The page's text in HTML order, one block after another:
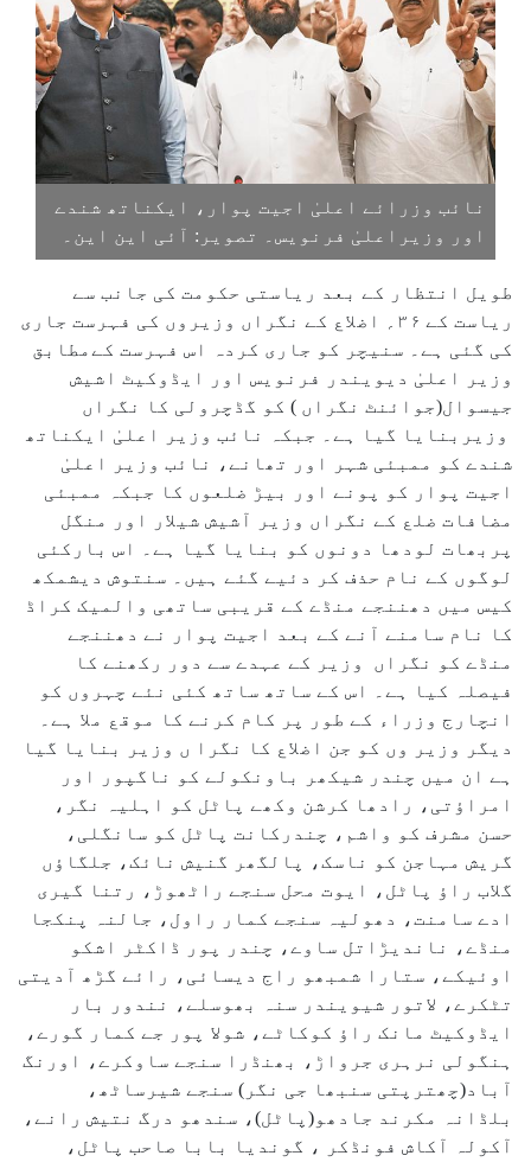
نائب وزرائے اعلیٰ اجیت پوار، ایکناتھ شندے
اور وزیراعلیٰ فرنویس۔ تصویر: آئی این این۔
طویل انتظار کے بعد ریاستی حکومت کی جانب سے
ریاست کے ۳۶؍ اضلاع کے نگراں وزیروں کی فہرست جاری
کی گئی ہے۔ سنیچر کو جاری کردہ اس فہرست کےمطابق
وزیر اعلیٰ دیویندر فرنویس اور ایڈوکیٹ اشیش
جیسوال(جوائنٹ نگراں ) کو گڈچرولی کا نگراں
وزیربنایا گیا ہے۔ جبکہ نائب وزیر اعلیٰ ایکناتھ
شندے کو ممبئی شہر اور تھانے، نائب وزیر اعلیٰ
اجیت پوار کو پونے اور بیڑ ضلعوں کا جبکہ ممبئی
مضافات ضلع کے نگراں وزیر آشیش شیلار اور منگل
پربھات لودھا دونوں کو بنایا گیا ہے۔ اس بارکئی
لوگوں کے نام حذف کر دئیے گئے ہیں۔ سنتوش دیشمکھ
کیس میں دھننجے منڈے کے قریبی ساتھی والمیک کراڈ
کا نام سامنے آنے کے بعد اجیت پوار نے دھننجے
منڈے کو نگراں وزیر کے عہدے سے دور رکھنے کا
فیصلہ کیا ہے۔ اس کے ساتھ ساتھ کئی نئے چہروں کو
انچارج وزراء کے طور پر کام کرنے کا موقع ملا ہے۔
دیگر وزیر وں کو جن اضلاع کا نگرا ں وزیر بنایا گیا
ہے ان میں چندر شیکھر باونکولے کو ناگپور اور
امراؤتی، رادھا کرشن وکھے پاٹل کو اہلیہ نگر،
حسن مشرف کو واشم، چندرکانت پاٹل کو سانگلی،
گریش مہاجن کو ناسک، پالگھر گنیش نائک، جلگاؤں
گلاب راؤ پاٹل، ایوت محل سنجے راٹھوڑ، رتنا گیری
ادے سامنت، دھولیہ سنجے کمار راول، جالنہ پنکجا
منڈے، ناندیڑاتل ساوے، چندر پور ڈاکٹر اشکو
اوئیکے، ستارا شمبھو راج دیسائی، رائے گڑھ آدیتی
تٹکرے، لاتور شیویندر سنہ بھوسلے، نندور بار
ایڈوکیٹ مانک راؤ کوکاٹے، شولا پور جے کمار گورے،
ہنگولی نرہری جرواڑ، بھنڈرا سنجے ساوکرے، اورنگ
آباد(چھترپتی سنبھا جی نگر) سنجے شیرساٹھ،
بلڈانہ مکرند جادھو(پاٹل)، سندھو درگ نتیش رانے،
آکولہ آکاش فونڈکر ، گوندیا بابا صاحب پاٹل،